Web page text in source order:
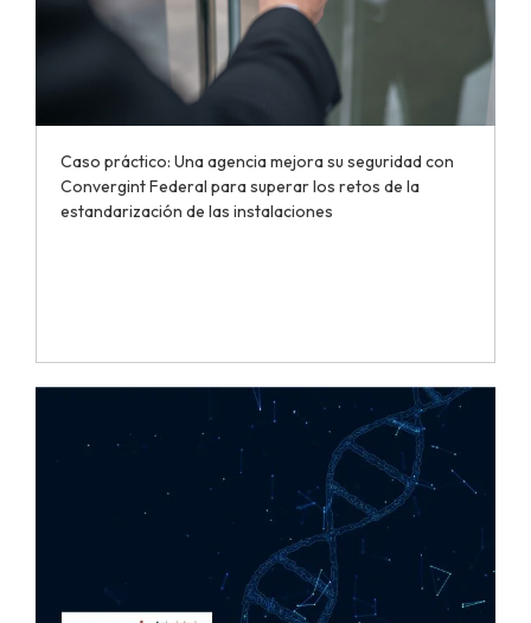
Caso práctico: Una agencia mejora su seguridad con
Convergint Federal para superar los retos de la
estandarización de las instalaciones